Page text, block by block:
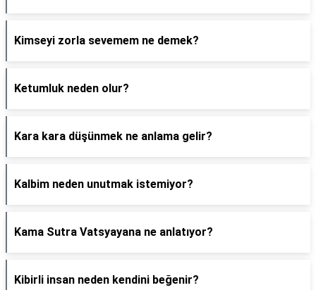
Kimseyi zorla sevemem ne demek?
Ketumluk neden olur?
Kara kara düşünmek ne anlama gelir?
Kalbim neden unutmak istemiyor?
Kama Sutra Vatsyayana ne anlatıyor?
Kibirli insan neden kendini beğenir?